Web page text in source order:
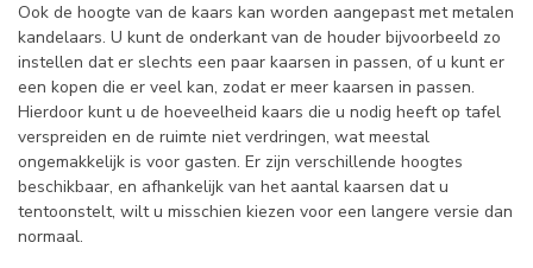
Ook de hoogte van de kaars kan worden aangepast met metalen
kandelaars. U kunt de onderkant van de houder bijvoorbeeld zo
instellen dat er slechts een paar kaarsen in passen, of u kunt er
een kopen die er veel kan, zodat er meer kaarsen in passen.
Hierdoor kunt u de hoeveelheid kaars die u nodig heeft op tafel
verspreiden en de ruimte niet verdringen, wat meestal
ongemakkelijk is voor gasten. Er zijn verschillende hoogtes
beschikbaar, en afhankelijk van het aantal kaarsen dat u
tentoonstelt, wilt u misschien kiezen voor een langere versie dan
normaal.